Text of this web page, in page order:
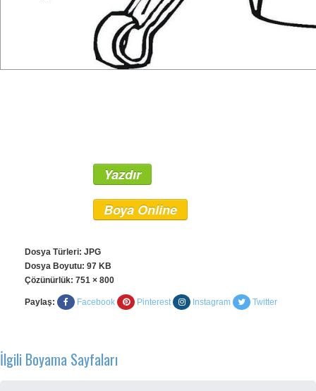
Yazdır
Boya Online
Dosya Türleri: JPG
Dosya Boyutu: 97 KB
Çözünürlük: 751 × 800
Paylaş: Facebook Pinterest Instagram Twitter
İlgili Boyama Sayfaları